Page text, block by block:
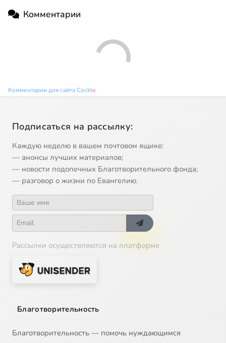
Комментарии
Комментарии для сайтаCackle
Подписаться на рассылку:
Каждую неделю в вашем почтовом ящике:
— анонсы лучших материалов;
— новости подопечных Благотворительного фонда;
— разговор о жизни по Евангелию.
Рассылки осуществляются на платформе
Благотворительность
Благотворительность — помочь нуждающимся